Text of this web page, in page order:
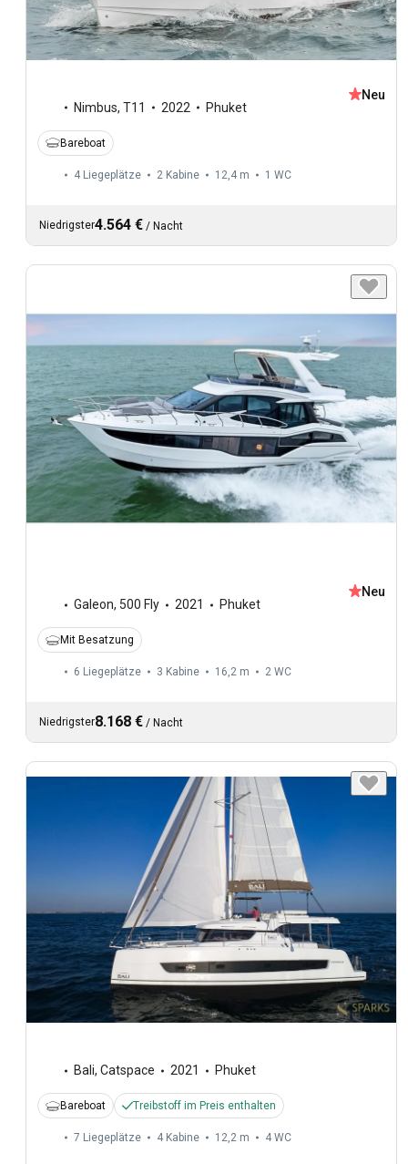
Nimbus, T11 2022 Phuket
Neu
Bareboat
4 Liegeplätze 2 Kabine 12,4 m 1 WC
Niedrigster4.564 € / Nacht
Galeon, 500 Fly 2021 Phuket
Neu
Mit Besatzung
6 Liegeplätze 3 Kabine 16,2 m 2 WC
Niedrigster8.168 € / Nacht
Bali, Catspace 2021 Phuket
Bareboat Treibstoff im Preis enthalten
7 Liegeplätze 4 Kabine 12,2 m 4 WC